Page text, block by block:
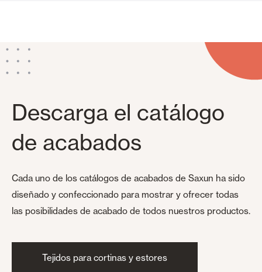
Descarga el catálogo
de acabados
Cada uno de los catálogos de acabados de Saxun ha sido
diseñado y confeccionado para mostrar y ofrecer todas
las posibilidades de acabado de todos nuestros productos.
Tejidos para cortinas y estores